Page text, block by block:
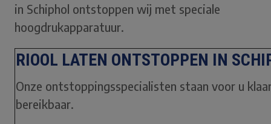
in Schiphol ontstoppen wij met speciale
hoogdrukapparatuur.
RIOOL LATEN ONTSTOPPEN IN
Onze ontstoppingsspecialisten staan voor u
bereikbaar.